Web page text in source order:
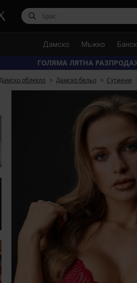
Дамско Мъжко
ГОЛЯМА ЛЯТНА
облекло Дамско бельо Сутиени